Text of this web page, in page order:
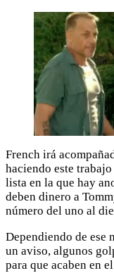
French irá
haciendo este
lista en la que hay
deben dinero a
número del uno al
Dependiendo de ese
un aviso, algunos
para que acaben en